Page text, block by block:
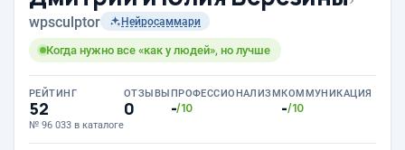
wpsculptor Нейросаммари
Когда нужно все «как у людей», но лучше
РЕЙТИНГ
52
№ 96 033 в каталоге
ОТЗЫВЫ
0
ПРОФЕССИОНАЛИЗМ
-/10
КОММУНИКАЦИЯ
-/10